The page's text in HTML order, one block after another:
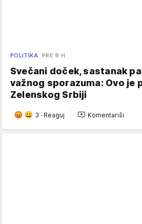
POLITIKA PRE 9 H
Svečani doček, sastanak
važnog sporazuma: Ovo je
Zelenskog Srbiji
3 · Reaguj Komentariši